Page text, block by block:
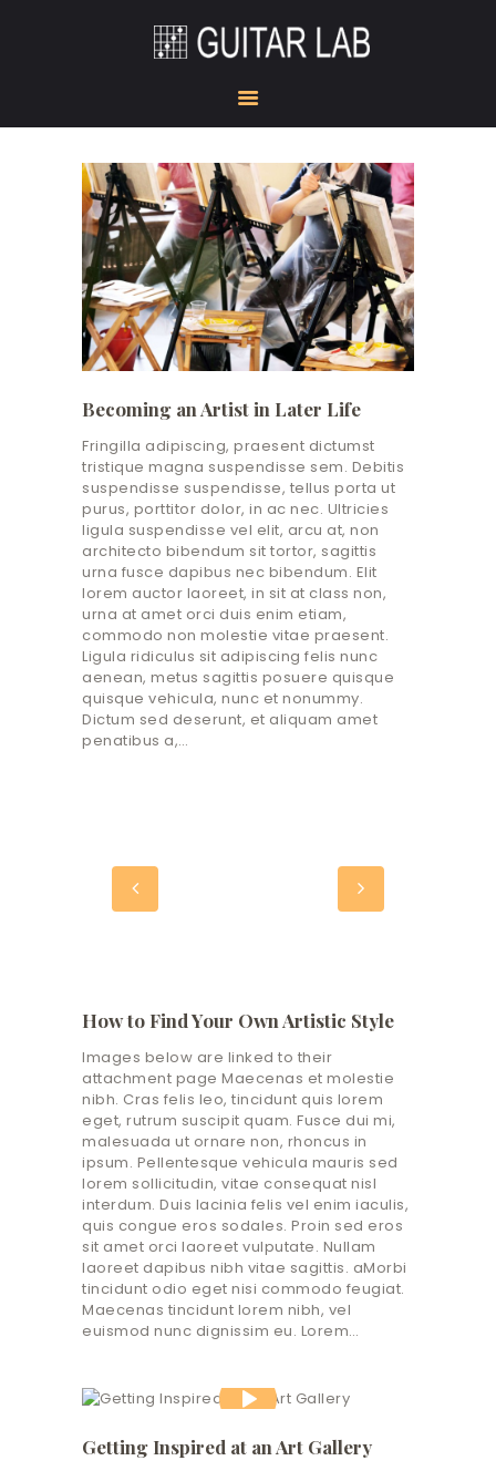
ACADEMY
GUITAR DOJO
SHOW ROOM
GEAR CORNER
KONTAKT
Becoming an Artist in Later Life
Fringilla adipiscing, praesent dictumst
tristique magna suspendisse sem. Debitis
suspendisse suspendisse, tellus porta ut
purus, porttitor dolor, in ac nec. Ultricies
ligula suspendisse vel elit, arcu at, non
architecto bibendum sit tortor, sagittis
urna fusce dapibus nec bibendum. Elit
lorem auctor laoreet, in sit at class non,
urna at amet orci duis enim etiam,
commodo non molestie vitae praesent.
Ligula ridiculus sit adipiscing felis nunc
aenean, metus sagittis posuere quisque
quisque vehicula, nunc et nonummy.
Dictum sed deserunt, et aliquam amet
penatibus a,…
How to Find Your Own Artistic Style
Images below are linked to their
attachment page Maecenas et molestie
nibh. Cras felis leo, tincidunt quis lorem
eget, rutrum suscipit quam. Fusce dui mi,
malesuada ut ornare non, rhoncus in
ipsum. Pellentesque vehicula mauris sed
lorem sollicitudin, vitae consequat nisl
interdum. Duis lacinia felis vel enim iaculis,
quis congue eros sodales. Proin sed eros
sit amet orci laoreet vulputate. Nullam
laoreet dapibus nibh vitae sagittis. aMorbi
tincidunt odio eget nisi commodo feugiat.
Maecenas tincidunt lorem nibh, vel
euismod nunc dignissim eu. Lorem…
Getting Inspired at an Art Gallery